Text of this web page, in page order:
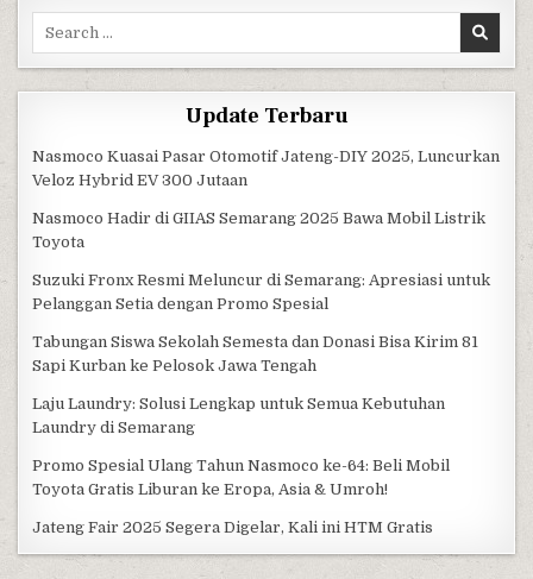
Search for:
Update Terbaru
Nasmoco Kuasai Pasar Otomotif Jateng-DIY 2025, Luncurkan
Veloz Hybrid EV 300 Jutaan
Nasmoco Hadir di GIIAS Semarang 2025 Bawa Mobil Listrik
Toyota
Suzuki Fronx Resmi Meluncur di Semarang: Apresiasi untuk
Pelanggan Setia dengan Promo Spesial
Tabungan Siswa Sekolah Semesta dan Donasi Bisa Kirim 81
Sapi Kurban ke Pelosok Jawa Tengah
Laju Laundry: Solusi Lengkap untuk Semua Kebutuhan
Laundry di Semarang
Promo Spesial Ulang Tahun Nasmoco ke-64: Beli Mobil
Toyota Gratis Liburan ke Eropa, Asia & Umroh!
Jateng Fair 2025 Segera Digelar, Kali ini HTM Gratis